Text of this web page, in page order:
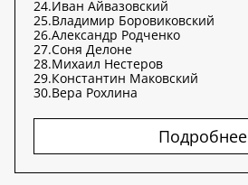
24.Иван Айвазовский
25.Владимир Боровиковский
26.Александр Родченко
27.Соня Делоне
28.Михаил Нестеров
29.Константин Маковский
30.Вера Рохлина
Подробнее